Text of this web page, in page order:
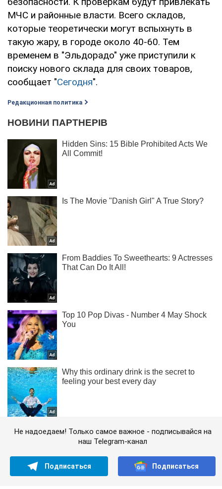
МЧС и районные власти. Всего складов,
которые теоретически могут вспыхнуть в
такую жару, в городе около 40-60. Тем
временем в "Эльдорадо" уже приступили к
поиску нового склада для своих товаров,
сообщает "Сегодня".
Редакционная политика
Не надоедаем! Только самое важное - подписывайся на
наш Telegram-канал
Подписаться Подписаться